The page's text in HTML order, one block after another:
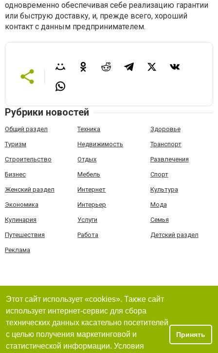
одновременно обеспечивая себе реализацию гарантии
или быструю доставку, и, прежде всего, хороший
контакт с данным предпринимателем.
Рубрики новостей
Общий раздел Техника Здоровье
Туризм Недвижимость Транспорт
Строительство Отдых Развлечения
Бизнес Мебель Спорт
Женский раздел Интернет Культура
Экономика Интерьер Мода
Кулинария Услуги Семья
Путешествия Работа Детский раздел
Реклама
Этот сайт использует «cookies». Также сайт
использует интернет-сервис для сбора
технических данных касательно посетителей
с целью получения маркетинговой и
статистической информации. Условия
Принять